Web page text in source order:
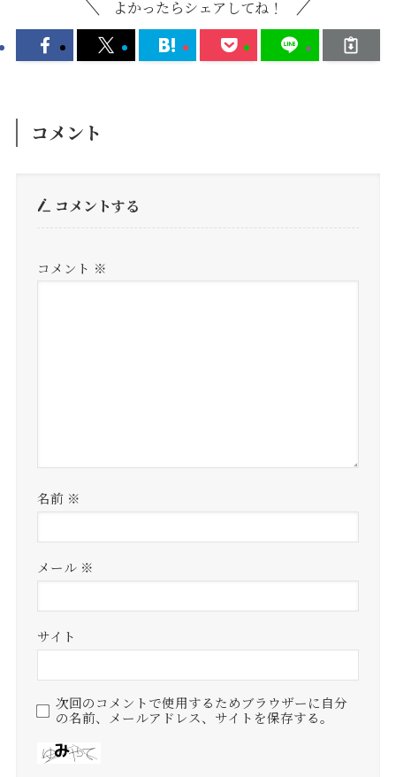
よかったらシェアしてね！
コメント
コメントする
コメント ※
名前 ※
メール ※
サイト
次回のコメントで使用するためブラウザーに自分
の名前、メールアドレス、サイトを保存する。